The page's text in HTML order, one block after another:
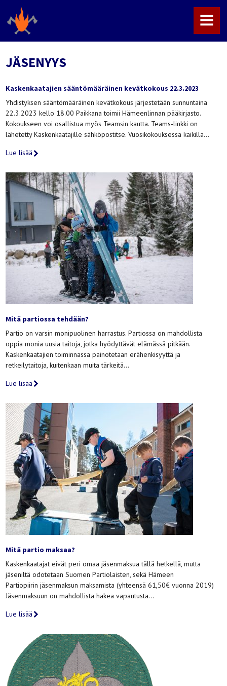
MENU
JÄSENYYS
Kaskenkaatajien sääntömääräinen kevätkokous 22.3.2023
Yhdistyksen sääntömääräinen kevätkokous järjestetään sunnuntaina
22.3.2023 kello 18.00 Paikkana toimii Hämeenlinnan pääkirjasto.
Kokoukseen voi osallistua myös Teamsin kautta. Teams-linkki on
lähetetty Kaskenkaatajille sähköpostitse. Vuosikokouksessa kaikilla…
Lue lisää
Mitä partiossa tehdään?
Partio on varsin monipuolinen harrastus. Partiossa on mahdollista
oppia monia uusia taitoja, jotka hyödyttävät elämässä pitkään.
Kaskenkaatajien toiminnassa painotetaan erähenkisyyttä ja
retkeilytaitoja, kuitenkaan muita tärkeitä…
Lue lisää
Mitä partio maksaa?
Kaskenkaatajat eivät peri omaa jäsenmaksua tällä hetkellä, mutta
jäseniltä odotetaan Suomen Partiolaisten, sekä Hämeen
Partiopiirin jäsenmaksun maksamista (yhteensä 61,50€ vuonna 2019)
Jäsenmaksuun on mahdollista hakea vapautusta…
Lue lisää